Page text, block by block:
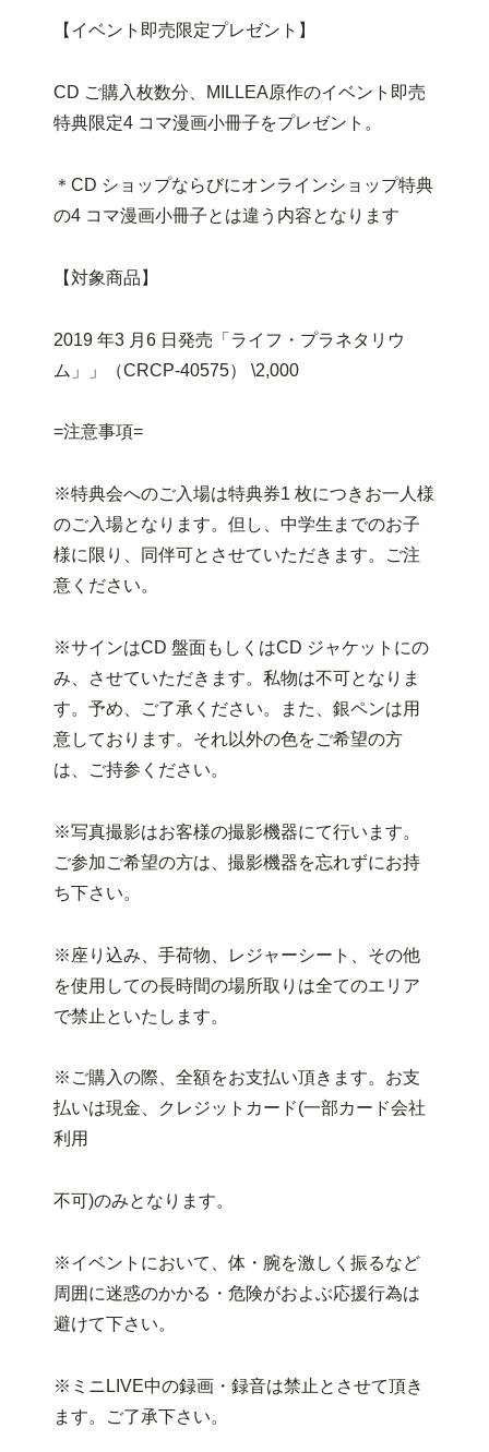
【イベント即売限定プレゼント】
CD ご購入枚数分、MILLEA原作のイベント即売
特典限定4 コマ漫画小冊子をプレゼント。
＊CD ショップならびにオンラインショップ特典
の4 コマ漫画小冊子とは違う内容となります
【対象商品】
2019 年3 月6 日発売「ライフ・プラネタリウ
ム」」（CRCP-40575） \2,000
=注意事項=
※特典会へのご入場は特典券1 枚につきお一人様
のご入場となります。但し、中学生までのお子
様に限り、同伴可とさせていただきます。ご注
意ください。
※サインはCD 盤面もしくはCD ジャケットにの
み、させていただきます。私物は不可となりま
す。予め、ご了承ください。また、銀ペンは用
意しております。それ以外の色をご希望の方
は、ご持参ください。
※写真撮影はお客様の撮影機器にて行います。
ご参加ご希望の方は、撮影機器を忘れずにお持
ち下さい。
※座り込み、手荷物、レジャーシート、その他
を使用しての長時間の場所取りは全てのエリア
で禁止といたします。
※ご購入の際、全額をお支払い頂きます。お支
払いは現金、クレジットカード(一部カード会社
利用
不可)のみとなります。
※イベントにおいて、体・腕を激しく振るなど
周囲に迷惑のかかる・危険がおよぶ応援行為は
避けて下さい。
※ミニLIVE中の録画・録音は禁止とさせて頂き
ます。ご了承下さい。